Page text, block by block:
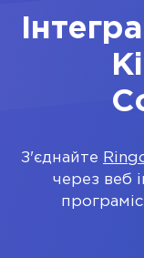
З'єднайте
через веб